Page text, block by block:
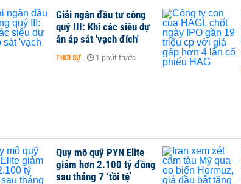
Giải ngân đầu tư công
quý III: Khi các siêu dự
án áp sát 'vạch đích'
THỜI SỰ - 1 phút trước
Quy mô quỹ PYN Elite
giảm hơn 2.100 tỷ đồng
sau tháng 7 ‘tồi tệ’